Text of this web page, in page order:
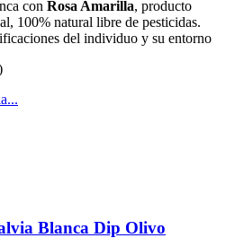
con Rosa Amarilla, producto
100% natural libre de pesticidas.
del individuo y su entorno
Blanca Dip Olivo